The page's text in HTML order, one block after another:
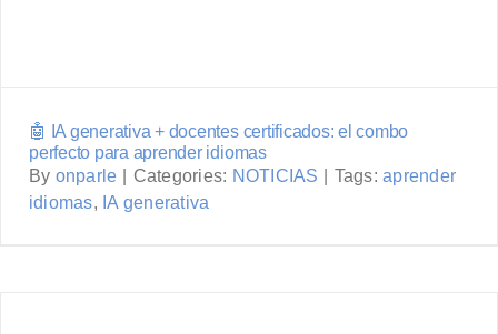
🤖 IA generativa + docentes certificados: el combo
perfecto para aprender idiomas
By onparle Categories: NOTICIAS Tags:aprender
idiomas, IA generativa